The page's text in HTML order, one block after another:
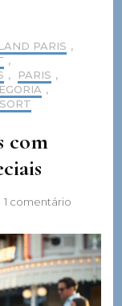
PARIS ,
,
, PARIS ,
,
com
1 comentário
e
Visitantes
com
Especiais